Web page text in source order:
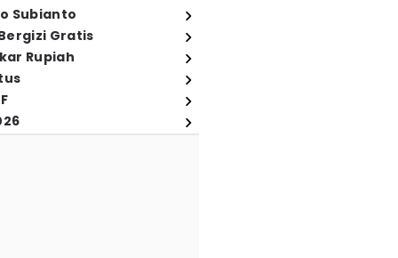
Subianto
Gratis
Rupiah